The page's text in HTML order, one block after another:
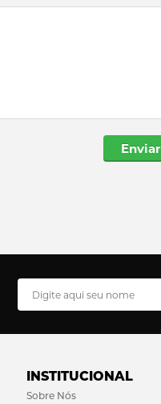
Enviar
INSTITUCIONAL
Sobre Nós